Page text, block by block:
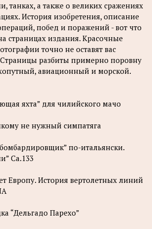
танках, а также о великих сражениях
История изобретения, описание
побед и поражений - вот что
страницах издания. Красочные
точно не оставят вас
разбиты примерно поровну
авиационный и морской.
яхта” для чилийского мачо
не нужный симпатяга
по-итальянски.
Са.133
Европу. История вертолетных линий
“Дельгадо Парехо”